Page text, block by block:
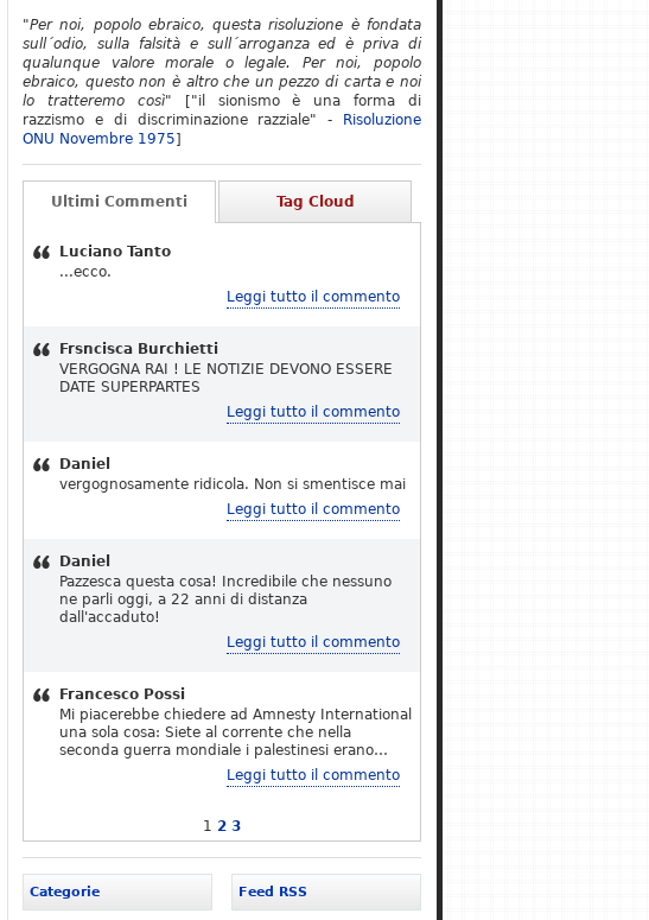
"Per noi, popolo ebraico, questa risoluzione è fondata
sull´odio, sulla falsità e sull´arroganza ed è priva di
qualunque valore morale o legale. Per noi, popolo
ebraico, questo non è altro che un pezzo di carta e noi
lo tratteremo così" ["il sionismo è una forma di
razzismo e di discriminazione razziale" -
Risoluzione
ONU Novembre 1975]
Ultimi Commenti Tag Cloud
Luciano Tanto
...ecco.
Leggi tutto il commento
Frsncisca Burchietti
VERGOGNA RAI ! LE NOTIZIE DEVONO ESSERE
DATE SUPERPARTES
Leggi tutto il commento
Daniel
vergognosamente ridicola. Non si smentisce mai
Leggi tutto il commento
Daniel
Pazzesca questa cosa! Incredibile che nessuno
ne parli oggi, a 22 anni di distanza
dall'accaduto!
Leggi tutto il commento
Francesco Possi
Mi piacerebbe chiedere ad Amnesty International
una sola cosa: Siete al corrente che nella
seconda guerra mondiale i palestinesi erano…
Leggi tutto il commento
1 2 3
Feed RSS
Categorie